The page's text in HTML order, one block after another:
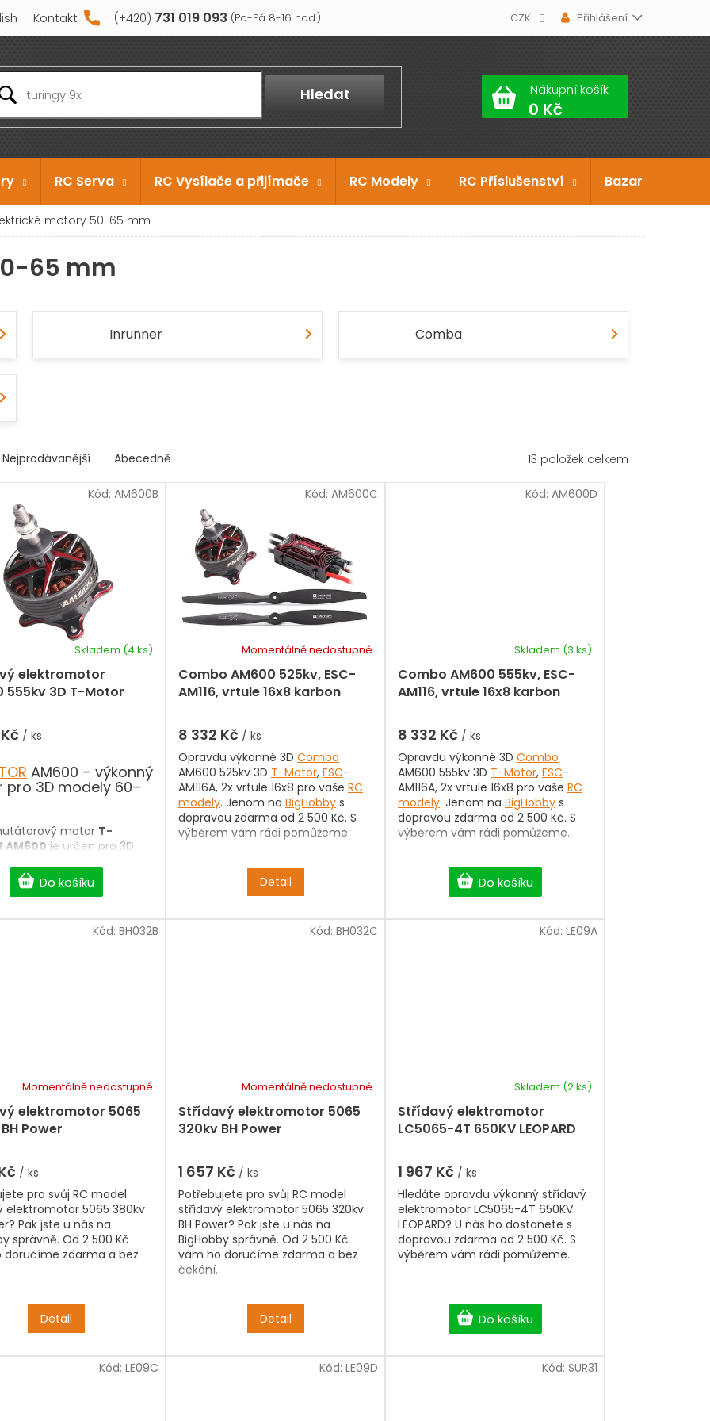
731 019 093
Kontakt CZK Přihlášení
Hledat Nákupní košík
RC Serva RC Vysílače a přijímače RC Modely RC Příslušenství Bazar
motory 50-65 mm
65 mm
Inrunner Comba
Nejprodávanější Abecedně 13 položek celkem
elektromotor
555kv 3D T-Motor
Skladem (4 ks)
/ ks
Do košíku
AM600 – výkonný
pro 3D modely 60–
motor T-
AM600 je určen pro 3D
a letovou hmotností 3–4
odlehčené konstrukci s
a robustnímu provedení
výkon, spolehlivost a
Kód: AM600B
Combo AM600 525kv, ESC-
AM116, vrtule 16x8 karbon
Momentálně nedostupné
8 332 Kč / ks
Detail
Opravdu výkonné 3D Combo
AM600 525kv 3D T-Motor, ESC-
AM116A, 2x vrtule 16x8 pro vaše RC
modely. Jenom na BigHobby s
dopravou zdarma od 2 500 Kč. S
výběrem vám rádi pomůžeme.
Kód: AM600C
Combo AM600 555kv, ESC-
AM116, vrtule 16x8 karbon
Skladem (3 ks)
8 332 Kč / ks
Do košíku
Opravdu výkonné 3D Combo
AM600 555kv 3D T-Motor, ESC-
AM116A, 2x vrtule 16x8 pro vaše RC
modely. Jenom na BigHobby s
dopravou zdarma od 2 500 Kč. S
výběrem vám rádi pomůžeme.
Kód: AM600D
elektromotor 5065
Power
Momentálně nedostupné
/ ks
Detail
pro svůj RC model
elektromotor 5065 380kv
Pak jste u nás na
správně. Od 2 500 Kč
doručíme zdarma a bez
Kód: BH032B
Střídavý elektromotor 5065
320kv BH Power
Momentálně nedostupné
1 657 Kč / ks
Detail
Potřebujete pro svůj RC model
střídavý elektromotor 5065 320kv
BH Power? Pak jste u nás na
BigHobby správně. Od 2 500 Kč
vám ho doručíme zdarma a bez
čekání.
Kód: BH032C
Střídavý elektromotor
LC5065-4T 650KV LEOPARD
Skladem (2 ks)
1 967 Kč / ks
Do košíku
Hledáte opravdu výkonný střídavý
elektromotor LC5065-4T 650KV
LEOPARD? U nás ho dostanete s
dopravou zdarma od 2 500 Kč. S
výběrem vám rádi pomůžeme.
Kód: LE09A
Kód: LE09C Kód: LE09D Kód: SUR31